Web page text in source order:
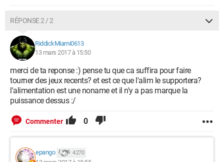
RÉPONSE 2 / 2
RiddickMiami0613
13 mars 2017 à 15:50
merci de ta reponse :) pense tu que ca suffira pour faire
tourner des jeux recents? et est ce que l'alim le supportera?
l'alimentation est une noname et il n'y a pas marque la
puissance dessus :/
Commenter 0
epango 4 270